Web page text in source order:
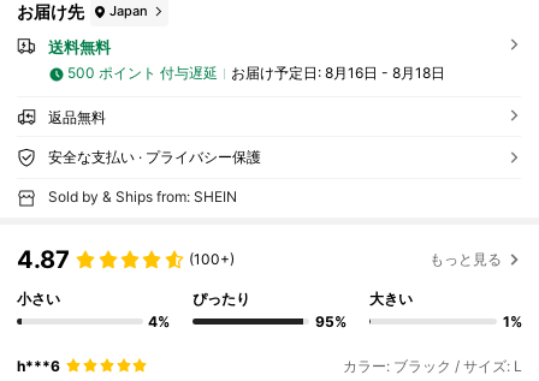
お届け先 Japan
送料無料
500 ポイント 付与遅延 お届け予定日: 8月16日 - 8月18日
返品無料
安全な支払い · プライバシー保護
Sold by & Ships from: SHEIN
4.87 (100+) もっと見る
小さい
4%
ぴったり
95%
大きい
1%
h***6 カラー: ブラック / サイズ: L